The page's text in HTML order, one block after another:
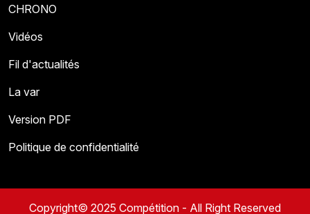
CHRONO
Vidéos
Fil d'actualités
La var
Version PDF
Politique de confidentialité
Copyright© 2025 Compétition - All Right Reserved